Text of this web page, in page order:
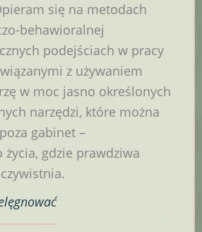
się na metodach
behawioralnej
podejściach w pracy
z używaniem
w moc jasno określonych
narzędzi, które można
gabinet –
życia, gdzie prawdziwa